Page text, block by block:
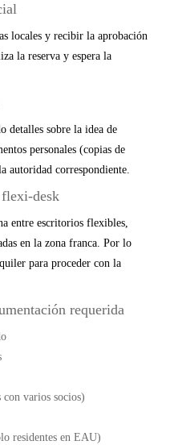
locales y recibir la aprobación
la reserva y espera la
detalles sobre la idea de
personales (copias de
autoridad correspondiente.
desk
entre escritorios flexibles,
en la zona franca. Por lo
para proceder con la
requerida
con varios socios)
residentes en EAU)